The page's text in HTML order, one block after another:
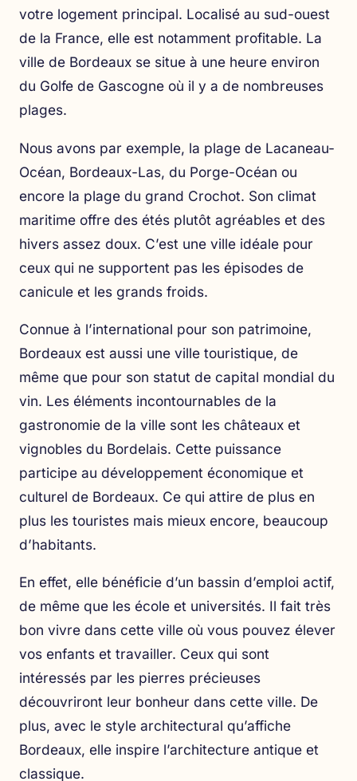
votre logement principal. Localisé au sud-ouest
de la France, elle est notamment profitable. La
ville de Bordeaux se situe à une heure environ
du Golfe de Gascogne où il y a de nombreuses
plages.
Nous avons par exemple, la plage de Lacaneau-
Océan, Bordeaux-Las, du Porge-Océan ou
encore la plage du grand Crochot. Son climat
maritime offre des étés plutôt agréables et des
hivers assez doux. C’est une ville idéale pour
ceux qui ne supportent pas les épisodes de
canicule et les grands froids.
Connue à l’international pour son patrimoine,
Bordeaux est aussi une ville touristique, de
même que pour son statut de capital mondial du
vin. Les éléments incontournables de la
gastronomie de la ville sont les châteaux et
vignobles du Bordelais. Cette puissance
participe au développement économique et
culturel de Bordeaux. Ce qui attire de plus en
plus les touristes mais mieux encore, beaucoup
d’habitants.
En effet, elle bénéficie d’un bassin d’emploi actif,
de même que les école et universités. Il fait très
bon vivre dans cette ville où vous pouvez élever
vos enfants et travailler. Ceux qui sont
intéressés par les pierres précieuses
découvriront leur bonheur dans cette ville. De
plus, avec le style architectural qu’affiche
Bordeaux, elle inspire l’architecture antique et
classique.